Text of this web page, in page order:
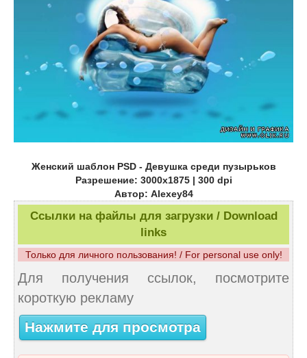
Женский шаблон PSD - Девушка среди пузырьков
Разрешение: 3000х1875 | 300 dpi
Автор: Alexey84
Ссылки на файлы для загрузки / Download
links
Только для личного пользования! / For personal use only!
Для получения ссылок, посмотрите
короткую рекламу
Нажмите для просмотра